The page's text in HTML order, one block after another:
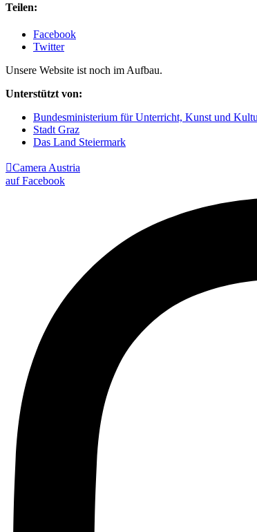
Teilen:
Facebook
Twitter
Unsere Website ist noch im Aufbau.
Unterstützt von:
Bundesministerium für Unterricht, Kunst und
Stadt Graz
Das Land Steiermark
Camera Austria
auf Facebook